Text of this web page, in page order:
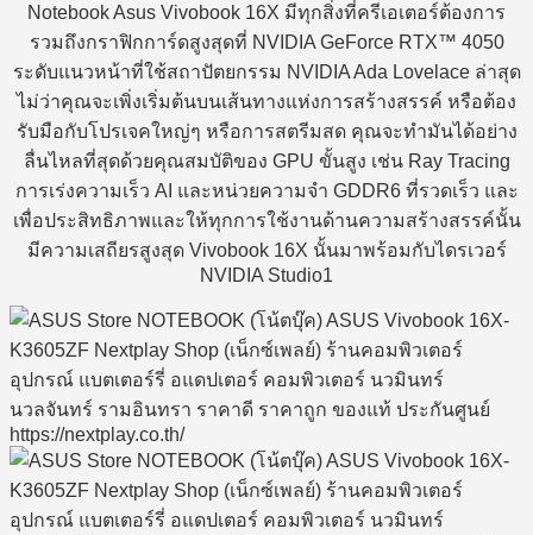
Notebook Asus Vivobook 16X มีทุกสิ่งที่ครีเอเตอร์ต้องการ
รวมถึงกราฟิกการ์ดสูงสุดที่ NVIDIA GeForce RTX™ 4050
ระดับแนวหน้าที่ใช้สถาปัตยกรรม NVIDIA Ada Lovelace ล่าสุด
ไม่ว่าคุณจะเพิ่งเริ่มต้นบนเส้นทางแห่งการสร้างสรรค์ หรือต้อง
รับมือกับโปรเจคใหญ่ๆ หรือการสตรีมสด คุณจะทำมันได้อย่าง
ลื่นไหลที่สุดด้วยคุณสมบัติของ GPU ขั้นสูง เช่น Ray Tracing
การเร่งความเร็ว AI และหน่วยความจำ GDDR6 ที่รวดเร็ว และ
เพื่อประสิทธิภาพและให้ทุกการใช้งานด้านความสร้างสรรค์นั้น
มีความเสถียรสูงสุด Vivobook 16X นั้นมาพร้อมกับไดรเวอร์
NVIDIA Studio1